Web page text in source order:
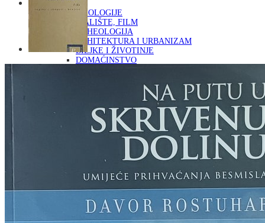
KNJIGE
OD ARHEOLOGIJE
DO KAZALIŠTE, FILM
ARHEOLOGIJA
ARHITEKTURA I URBANIZAM
BILJKE I ŽIVOTINJE
DOMAĆINSTVO
FILOZOFIJA, SOCIOLOGIJA, ANTROPOLOGIJA
GLAZBENA UMJETNOST
KAZALIŠTE, FILM
OD KNJIŽEVNOST
DO RELIGIJA
LIKOVNA UMJETNOST
LJEKOVITO BILJE I ZDRAVLJE
MITOLOGIJA
POVIJEST I PUBLICISTIKA
PRIRODNE ZNANOSTI
PSIHOLOGIJA, POPULARNA PSIHOLOGIJA,
ALTERNATIVA
RAZNO